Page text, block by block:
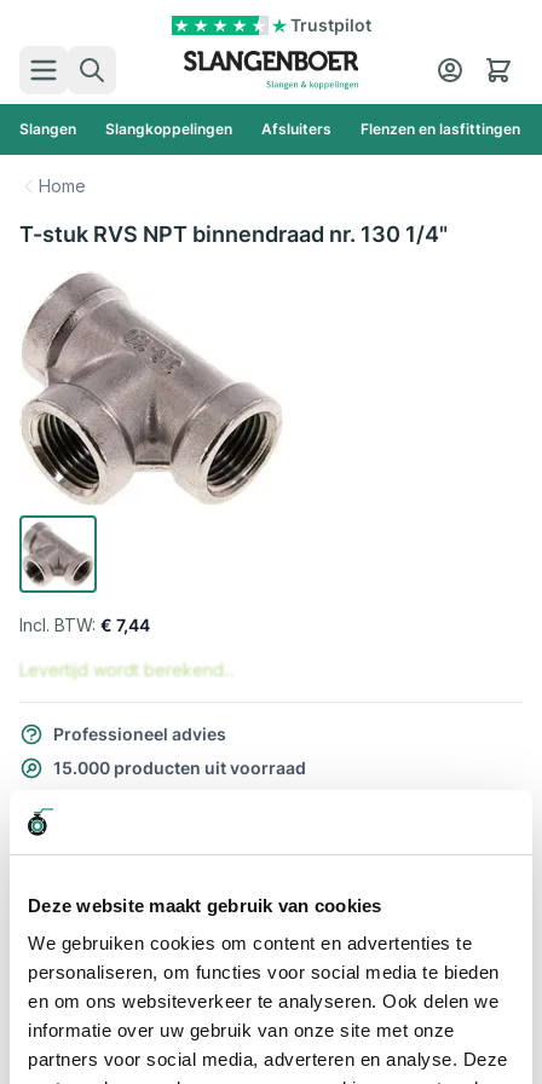
Deze website maakt gebruik van cookies
We gebruiken cookies om content en advertenties te
personaliseren, om functies voor social media te bieden
en om ons websiteverkeer te analyseren. Ook delen we
informatie over uw gebruik van onze site met onze
partners voor social media, adverteren en analyse. Deze
Trustpilot
Zoek
Cart
Slangen Slangkoppelingen Afsluiters Flenzen en lasfittingen
Home
T-stuk RVS NPT binnendraad nr. 130 1/4"
€ 7,44
Levertijd wordt berekend...
Professioneel advies
15.000 producten uit voorraad
Snel naar
Meer informatie
Meer informatie
Maatvoering koppeling 1/4"